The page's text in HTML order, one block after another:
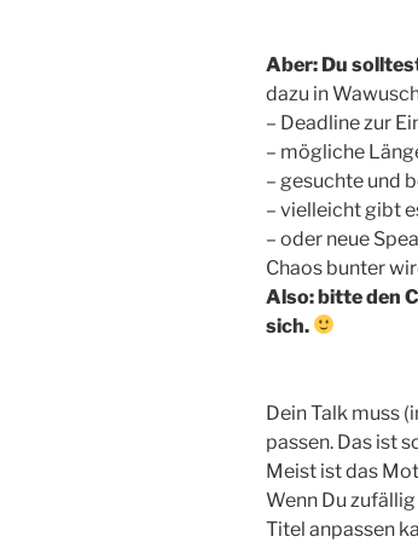
Aber: Du
dazu in
– Deadline zur
– mögliche
– gesuchte und
– vielleicht gibt
– oder neue
Chaos bunter
Also: bitte den
sich.
Dein Talk muss
passen. Das ist
Meist ist das
Wenn Du
Titel anpassen